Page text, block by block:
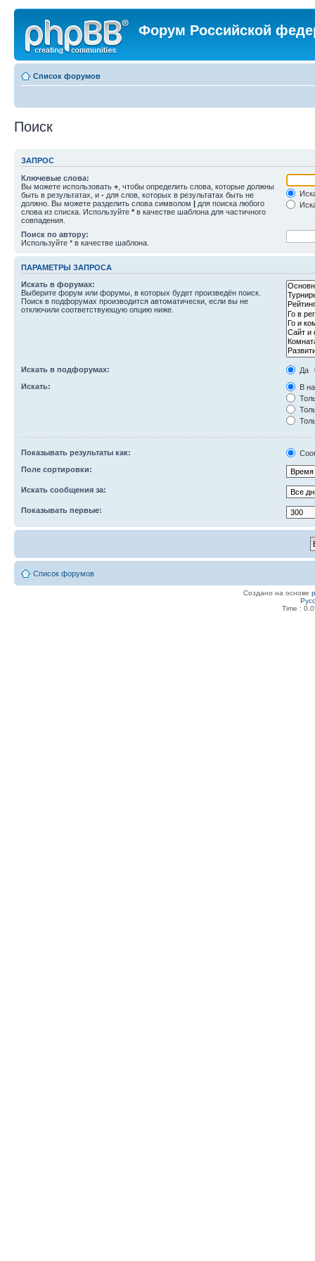
Форум Российской
Список форумов
Поиск
ЗАПРОС
Ключевые слова:
Вы можете использовать + , чтобы определить слова, которые должны
быть в результатах, и - для слов, которых в результатах быть не
должно. Вы можете разделить слова символом | для поиска любого
слова из списка. Используйте * в качестве шаблона для частичного
совпадения.
Поиск по автору:
Используйте * в качестве шаблона.
ПАРАМЕТРЫ ЗАПРОСА
Искать в форумах:
Выберите форум или форумы, в которых будет произведён поиск.
Поиск в подфорумах производится автоматически, если вы не
отключили соответствующую опцию ниже.
Искать в подфорумах:
Да
Искать:
В
Показывать результаты как:
Поле сортировки:
Искать сообщения за:
Показывать первые:
Список форумов
Создано на основе
Time :